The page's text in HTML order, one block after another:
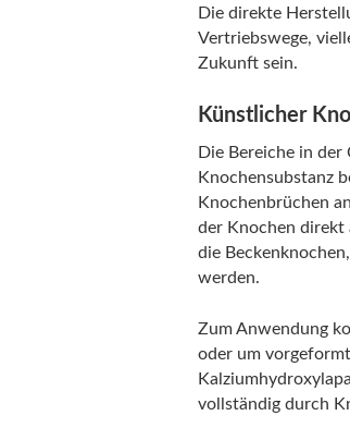
Die direkte
Vertriebswege,
Zukunft sein.
Künstlicher
Die Bereiche in
Knochensubstanz
Knochenbrüchen
der Knochen direkt
die
werden.
Zum Anwendung
oder um
vollständig durch